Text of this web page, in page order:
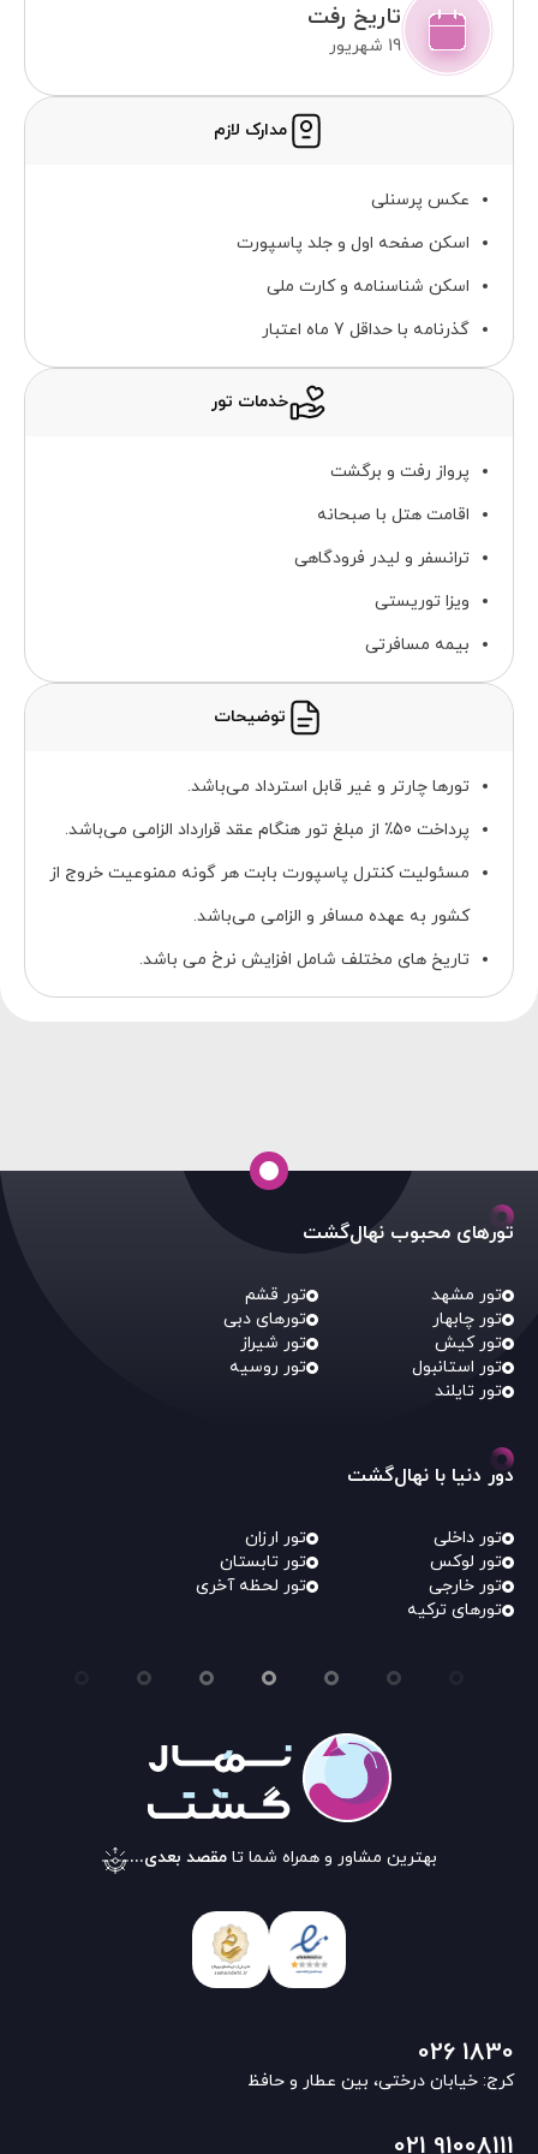
تاریخ رفت
19 شهریور
مدارک لازم
عکس پرسنلی
اسکن صفحه اول و جلد پاسپورت
اسکن شناسنامه و کارت ملی
گذرنامه با حداقل 7 ماه اعتبار
خدمات تور
پرواز رفت و برگشت
اقامت هتل با صبحانه
ترانسفر و لیدر فرودگاهی
ویزا توریستی
بیمه مسافرتی
توضیحات
تورها چارتر و غیر قابل استرداد می‌باشد.
پرداخت 50٪ از مبلغ تور هنگام عقد قرارداد الزامی می‌باشد.
مسئولیت کنترل پاسپورت بابت هر گونه ممنوعیت خروج از
کشور به عهده مسافر و الزامی می‌باشد.
تاریخ های مختلف شامل افزایش نرخ می باشد.
تورهای محبوب نهال‌گشت
تور مشهد
تور قشم
تور چابهار
تورهای دبی
تور کیش
تور شیراز
تور استانبول
تور روسیه
تور تایلند
دور دنیا با نهال‌گشت
تور داخلی
تور ارزان
تور لوکس
تور تابستان
تور خارجی
تور لحظه آخری
تورهای ترکیه
بهترین مشاور و همراه شما تا مقصد بعدی...
026 1830
کرج: خیابان درختی، بین عطار و حافظ
021 91008111